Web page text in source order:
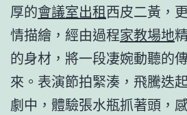
厚的會議室出租西皮二黃，
情描繪，經由過程家教場地
的身材，將一段凄婉動聽的
來。表演節拍緊湊，飛騰迭
劇中，體驗張水瓶抓著頭，